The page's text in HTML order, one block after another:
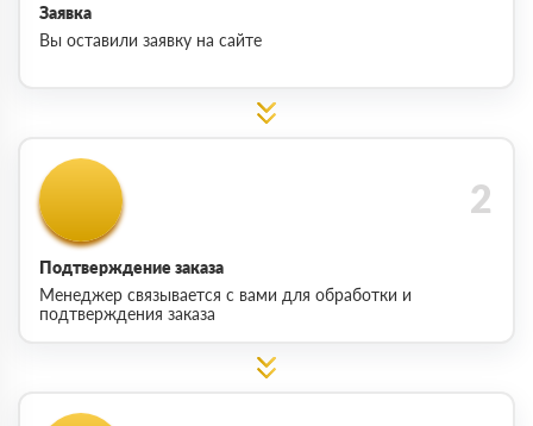
Заявка
Вы оставили заявку на сайте
Подтверждение заказа
Менеджер связывается с вами для обработки и
подтверждения заказа